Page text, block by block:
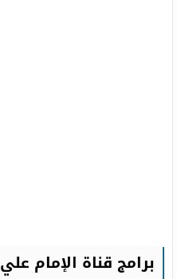
برامج قناة الإمام علي